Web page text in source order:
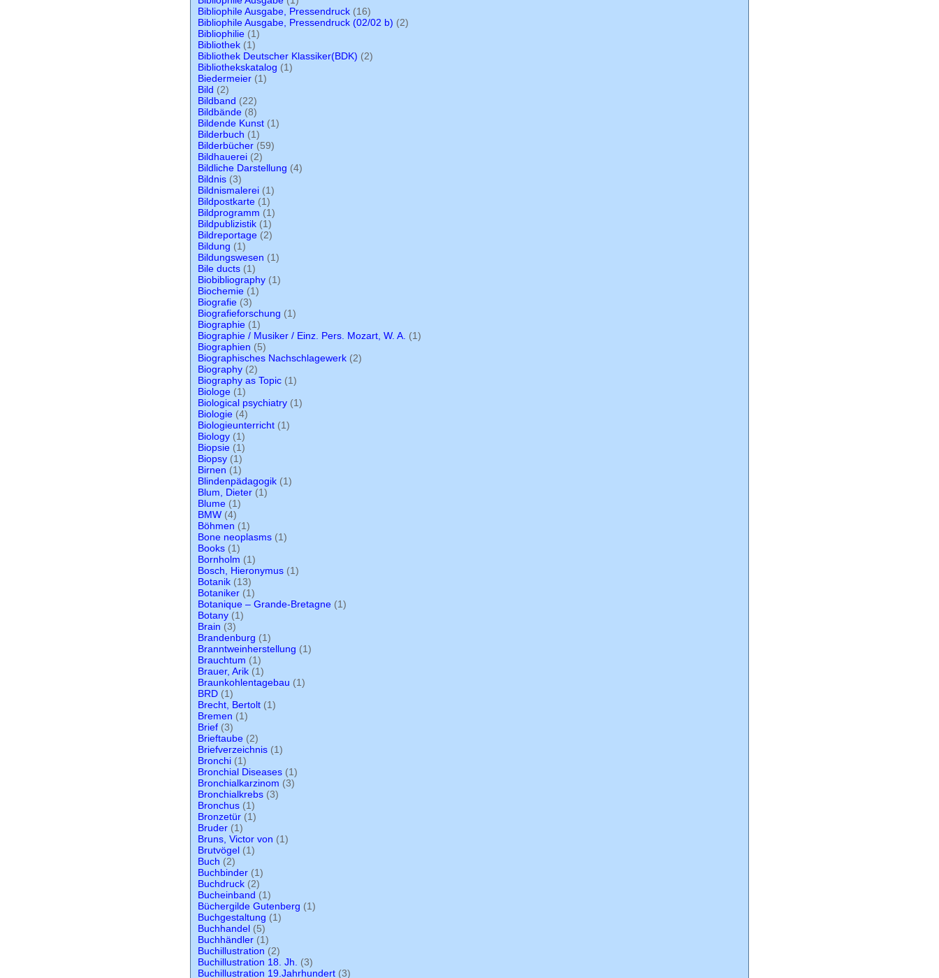
Bibliophile Ausgabe, Pressendruck (16)
Bibliophile Ausgabe, Pressendruck (02/02 b) (2)
Bibliophilie (1)
Bibliothek (1)
Bibliothek Deutscher Klassiker(BDK) (2)
Bibliothekskatalog (1)
Biedermeier (1)
Bild (2)
Bildband (22)
Bildbände (8)
Bildende Kunst (1)
Bilderbuch (1)
Bilderbücher (59)
Bildhauerei (2)
Bildliche Darstellung (4)
Bildnis (3)
Bildnismalerei (1)
Bildpostkarte (1)
Bildprogramm (1)
Bildpublizistik (1)
Bildreportage (2)
Bildung (1)
Bildungswesen (1)
Bile ducts (1)
Biobibliography (1)
Biochemie (1)
Biografie (3)
Biografieforschung (1)
Biographie (1)
Biographie / Musiker / Einz. Pers. Mozart, W. A. (1)
Biographien (5)
Biographisches Nachschlagewerk (2)
Biography (2)
Biography as Topic (1)
Biologe (1)
Biological psychiatry (1)
Biologie (4)
Biologieunterricht (1)
Biology (1)
Biopsie (1)
Biopsy (1)
Birnen (1)
Blindenpädagogik (1)
Blum, Dieter (1)
Blume (1)
BMW (4)
Böhmen (1)
Bone neoplasms (1)
Books (1)
Bornholm (1)
Bosch, Hieronymus (1)
Botanik (13)
Botaniker (1)
Botanique – Grande-Bretagne (1)
Botany (1)
Brain (3)
Brandenburg (1)
Branntweinherstellung (1)
Brauchtum (1)
Brauer, Arik (1)
Braunkohlentagebau (1)
BRD (1)
Brecht, Bertolt (1)
Bremen (1)
Brief (3)
Brieftaube (2)
Briefverzeichnis (1)
Bronchi (1)
Bronchial Diseases (1)
Bronchialkarzinom (3)
Bronchialkrebs (3)
Bronchus (1)
Bronzetür (1)
Bruder (1)
Bruns, Victor von (1)
Brutvögel (1)
Buch (2)
Buchbinder (1)
Buchdruck (2)
Bucheinband (1)
Büchergilde Gutenberg (1)
Buchgestaltung (1)
Buchhandel (5)
Buchhändler (1)
Buchillustration (2)
Buchillustration 18. Jh.
(3)
Buchillustration 19.Jahrhundert (3)